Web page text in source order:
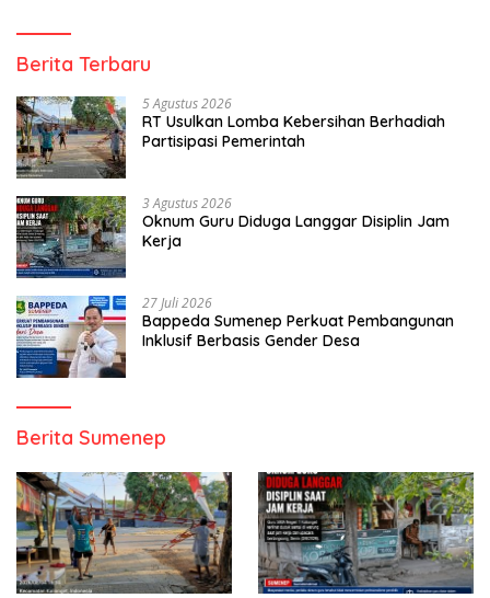
Berita Terbaru
5 Agustus 2026
RT Usulkan Lomba Kebersihan Berhadiah
Partisipasi Pemerintah
3 Agustus 2026
Oknum Guru Diduga Langgar Disiplin Jam
Kerja
27 Juli 2026
Bappeda Sumenep Perkuat Pembangunan
Inklusif Berbasis Gender Desa
Berita Sumenep